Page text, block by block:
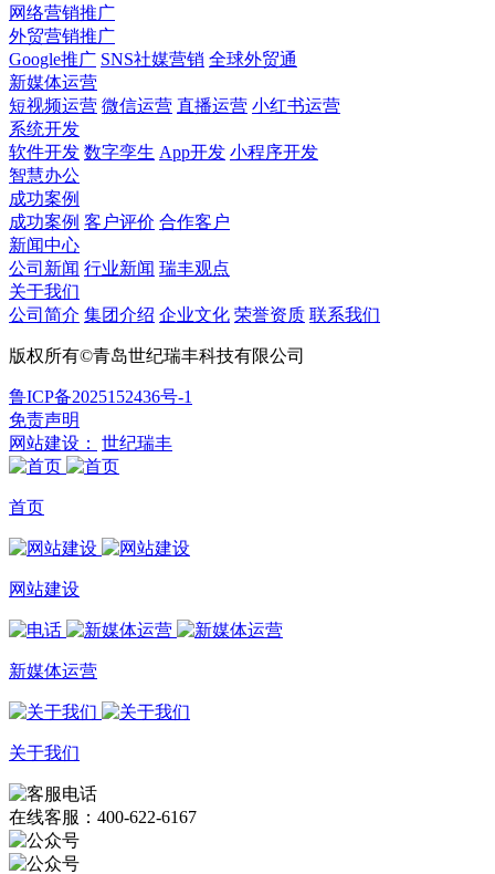
网络营销推广
外贸营销推广
Google推广 SNS社媒营销 全球外贸通
新媒体运营
短视频运营 微信运营 直播运营 小红书运营
系统开发
软件开发 数字孪生 App开发 小程序开发
智慧办公
成功案例
成功案例 客户评价 合作客户
新闻中心
公司新闻 行业新闻 瑞丰观点
关于我们
公司简介 集团介绍 企业文化 荣誉资质 联系我们
版权所有©青岛世纪瑞丰科技有限公司
鲁ICP备2025152436号-1
免责声明
网站建设：
世纪瑞丰
首页
网站建设
新媒体运营
关于我们
在线客服：400-622-6167